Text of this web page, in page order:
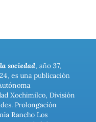
sociedad, año 37,
es una publicación
Xochimilco, División
Prolongación
Rancho Los